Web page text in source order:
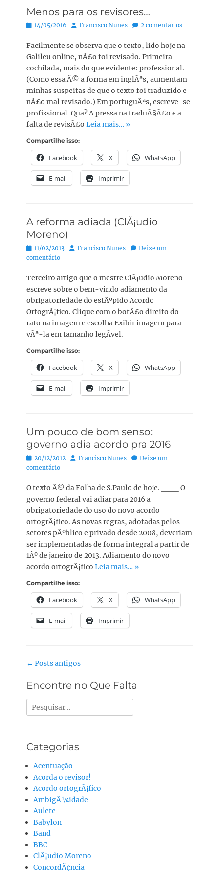
Menos para os revisores…
Posted
14/05/2016 Autor:
Francisco Nunes 2 comentários
Facilmente se observa que o texto, lido hoje na
Galileu online, nÃ£o foi revisado. Primeira
cochilada, mais do que evidente: professional.
(Como essa Ã© a forma em inglÃªs, aumentam
minhas suspeitas de que o texto foi traduzido e
nÃ£o mal revisado.) Em portuguÃªs, escreve-se
profissional. Qua? A pressa na traduÃ§Ã£o e a
falta de revisÃ£o Leia mais… »
Compartilhe isso:
Facebook X WhatsApp
E-mail Imprimir
A reforma adiada (ClÃ¡udio
Moreno)
Posted
on
11/02/2013 Autor:
Francisco Nunes
Deixe um
comentário
Terceiro artigo que o mestre ClÃ¡udio Moreno
escreve sobre o bem-vindo adiamento da
obrigatoriedade do estÃºpido Acordo
OrtogrÃ¡fico. Clique com o botÃ£o direito do
rato na imagem e escolha Exibir imagem para
vÃª-la em tamanho legÃ­vel.
Compartilhe isso:
Facebook X WhatsApp
E-mail Imprimir
Um pouco de bom senso:
governo adia acordo pra 2016
Posted
on
20/12/2012 Autor:
Francisco Nunes
Deixe um
comentário
O texto Ã© da Folha de S.Paulo de hoje. ___ O
governo federal vai adiar para 2016 a
obrigatoriedade do uso do novo acordo
ortogrÃ¡fico. As novas regras, adotadas pelos
setores pÃºblico e privado desde 2008, deveriam
ser implementadas de forma integral a partir de
1Âº de janeiro de 2013. Adiamento do novo
acordo ortogrÃ¡fico Leia mais… »
Compartilhe isso:
Facebook X WhatsApp
E-mail Imprimir
Navegação
post
← Posts antigos
Encontre no Que Falta
Pesquisar
por:
Categorias
Acentuação
Acorda o revisor!
Acordo ortogrÃ¡fico
AmbigÃ¼idade
Aulete
Babylon
Band
BBC
ClÃ¡udio Moreno
ConcordÃ¢ncia